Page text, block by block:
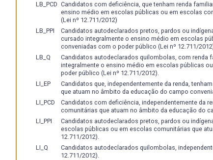
LB_PCD Candidatos com deficiência, que tenham renda
ensino médio em escolas públicas ou em escolas
(Lei nº 12.711/2012)
LB_PPI
Candidatos autodeclarados pretos, pardos ou
cursado integralmente o ensino médio em escolas
conveniadas com o poder público (Lei nº 12.711/
LB_Q
Candidatos autodeclarados quilombolas, com renda
integralmente o ensino médio em escolas públicas
poder público (Lei nº 12.711/2012).
LI_EP
Candidatos que, independentemente da renda,
que atuam no âmbito da educação do campo
LI_PCD
Candidatos com deficiência, independentemente da
comunitárias que atuam no âmbito da educação do
LI_PPI
Candidatos autodeclarados pretos, pardos ou
escolas públicas ou em escolas comunitárias que
12.711/2012).
LI_Q
Candidatos autodeclarados quilombolas,
12.711/2012).